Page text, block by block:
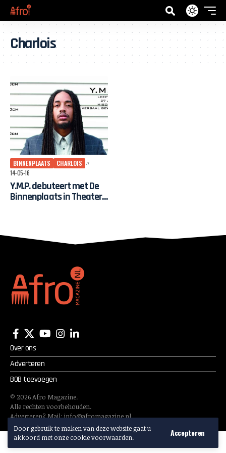
Door gebruik te maken van deze website gaat u
akkoord met onze cookie voorwaarden.
Accepteren
Charlois
BINNENPLAATS
CHARLOIS
14-05-16
Y.M.P. debuteert met De
Binnenplaats in Theater
Over ons
Adverteren
BOB toevoegen
© 2026Afro Magazine.
Alle rechten voorbehouden.
Adverteren? Mail:info@afromagazine.nl